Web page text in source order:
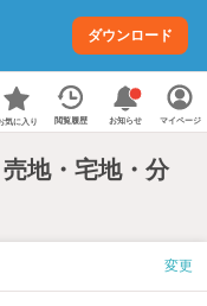
ダウンロード
気に入り 閲覧履歴 お知らせ マイページ
売地・宅地・分
変更